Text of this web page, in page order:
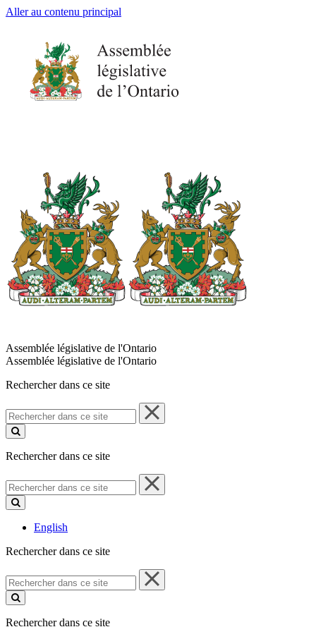
Aller au contenu principal
Assemblée législative de l'Ontario
Assemblée législative de l'Ontario
Rechercher dans ce site
Rechercher
dans
ce
Rechercher dans ce site
Rechercher
dans
ce
English
Rechercher dans ce site
Rechercher
dans
ce
Rechercher dans ce site